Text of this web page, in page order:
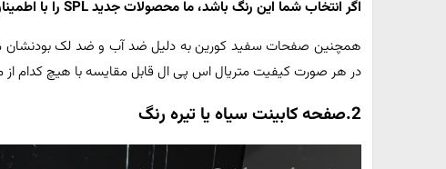
اگر انتخاب شما این رنگ باشد، ما محصولات جدیدSPL را با
همچنین صفحات سفید کورین به دلیل ضد آب و ضد لک بودنشان
در هر صورت کیفیت متریال اس پی ال قابل مقایسه با هیچ کدام
2.صفحه کابینت سیاه یا تیره رنگ